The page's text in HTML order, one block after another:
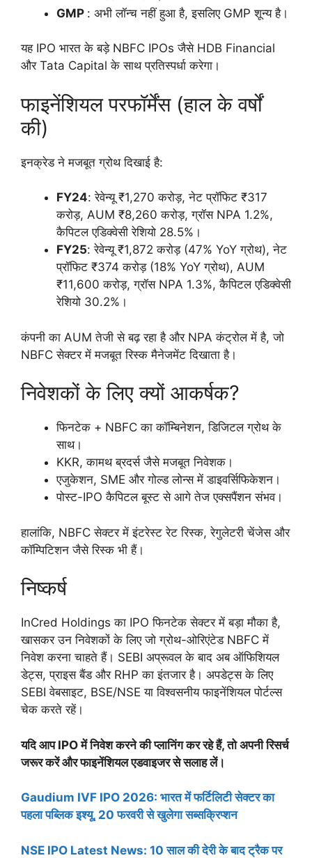
GMP : अभी लॉन्च नहीं हुआ है, इसलिए GMP शून्य है।
यह IPO भारत के बड़े NBFC IPOs जैसे HDB Financial
और Tata Capital के साथ प्रतिस्पर्धा करेगा।
फाइनेंशियल परफॉर्मेंस (हाल के वर्षों
की)
इनक्रेड ने मजबूत ग्रोथ दिखाई है:
FY24: रेवेन्यू ₹1,270 करोड़, नेट प्रॉफिट ₹317
करोड़, AUM ₹8,260 करोड़, ग्रॉस NPA 1.2%,
कैपिटल एडिक्वेसी रेशियो 28.5%।
FY25: रेवेन्यू ₹1,872 करोड़ (47% YoY ग्रोथ), नेट
प्रॉफिट ₹374 करोड़ (18% YoY ग्रोथ), AUM
₹11,600 करोड़, ग्रॉस NPA 1.3%, कैपिटल एडिक्वेसी
रेशियो 30.2%।
कंपनी का AUM तेजी से बढ़ रहा है और NPA कंट्रोल में है, जो
NBFC सेक्टर में मजबूत रिस्क मैनेजमेंट दिखाता है।
निवेशकों के लिए क्यों आकर्षक?
फिनटेक + NBFC का कॉम्बिनेशन, डिजिटल ग्रोथ के
साथ।
KKR, कामथ ब्रदर्स जैसे मजबूत निवेशक।
एजुकेशन, SME और गोल्ड लोन्स में डाइवर्सिफिकेशन।
पोस्ट-IPO कैपिटल बूस्ट से आगे तेज एक्सपैंशन संभव।
हालांकि, NBFC सेक्टर में इंटरेस्ट रेट रिस्क, रेगुलेटरी चेंजेस और
कॉम्पिटिशन जैसे रिस्क भी हैं।
निष्कर्ष
InCred Holdings का IPO फिनटेक सेक्टर में बड़ा मौका है,
खासकर उन निवेशकों के लिए जो ग्रोथ-ओरिएंटेड NBFC में
निवेश करना चाहते हैं। SEBI अप्रूवल के बाद अब ऑफिशियल
डेट्स, प्राइस बैंड और RHP का इंतजार है। अपडेट्स के लिए
SEBI वेबसाइट, BSE/NSE या विश्वसनीय फाइनेंशियल पोर्टल्स
चेक करते रहें।
यदि आप IPO में निवेश करने की प्लानिंग कर रहे हैं, तो अपनी रिसर्च
जरूर करें और फाइनेंशियल एडवाइजर से सलाह लें।
Gaudium IVF IPO 2026: भारत में फर्टिलिटी सेक्टर का
पहला पब्लिक इश्यू, 20 फरवरी से खुलेगा सब्सक्रिप्शन
NSE IPO Latest News: 10 साल की देरी के बाद ट्रैक पर